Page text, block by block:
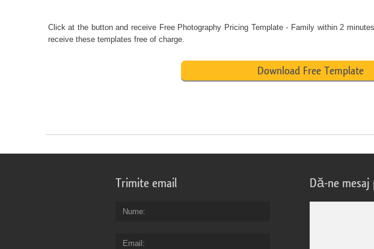
Click at the button and receive Free Photography Pricing Template - Familywithin 2
receive these templates free of charge.
Download Free Template
Trimite email
Nume
Email
Dă-ne mesaj